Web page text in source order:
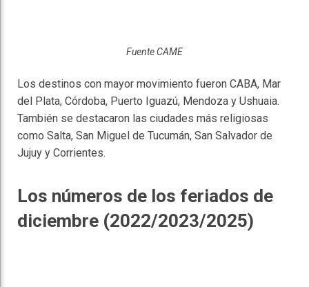
Fuente CAME
Los destinos con mayor movimiento fueron CABA, Mar
del Plata, Córdoba, Puerto Iguazú, Mendoza y Ushuaia.
También se destacaron las ciudades más religiosas
como Salta, San Miguel de Tucumán, San Salvador de
Jujuy y Corrientes.
Los números de los feriados de
diciembre (2022/2023/2025)